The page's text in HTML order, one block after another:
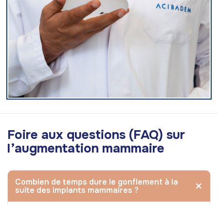
Foire aux questions (FAQ) sur
l’augmentation mammaire
Combien de temps dure le gonflement à la
suite des implants mammaires ?